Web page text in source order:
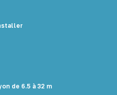
de 6.5 à 32 m